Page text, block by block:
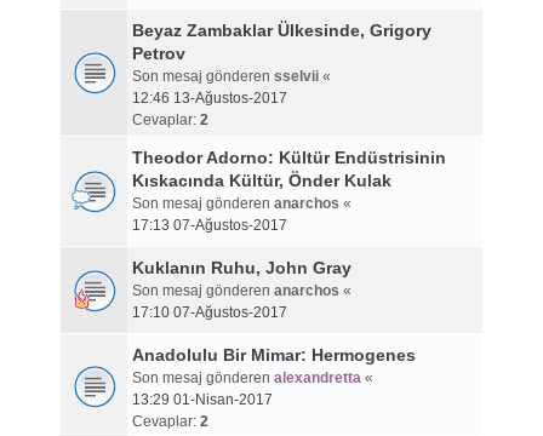
Beyaz Zambaklar Ülkesinde, Grigory
Petrov
Son mesaj gönderen sselvii«
12:46 13-Ağustos-2017
Cevaplar: 2
Theodor Adorno: Kültür Endüstrisinin
Kıskacında Kültür, Önder Kulak
Son mesaj gönderen anarchos «
17:13 07-Ağustos-2017
Kuklanın Ruhu, John Gray
Son mesaj gönderen anarchos «
17:10 07-Ağustos-2017
Anadolulu Bir Mimar: Hermogenes
Son mesaj gönderen alexandretta«
13:29 01-Nisan-2017
Cevaplar: 2